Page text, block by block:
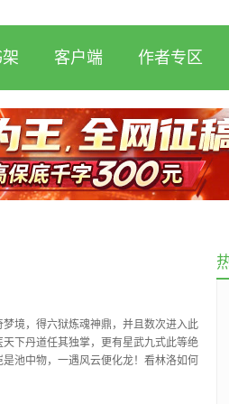
客户端 作者专区
，得六狱炼魂神鼎，并且数次进入此
下丹道任其独掌，更有星武九式此等绝
池中物，一遇风云便化龙！看林洛如何